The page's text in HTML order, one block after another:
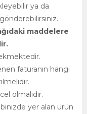
ya da
maddelere
faturanın hangi
olmalıdır.
yer alan ürün